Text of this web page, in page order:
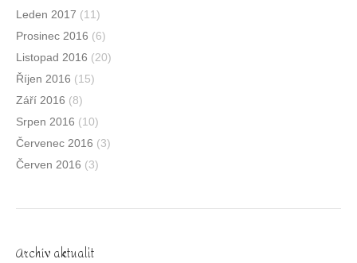
Leden 2017 (11)
Prosinec 2016 (6)
Listopad 2016 (20)
Říjen 2016 (15)
Září 2016 (8)
Srpen 2016 (10)
Červenec 2016 (3)
Červen 2016 (3)
Archív aktualit